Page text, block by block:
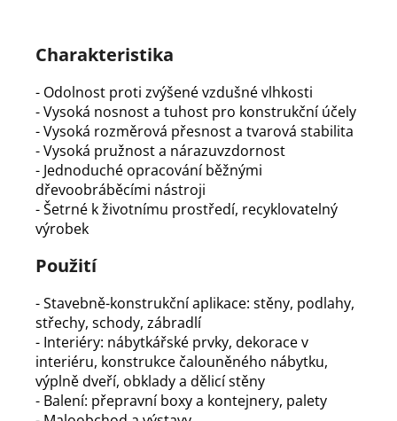
Charakteristika
- Odolnost proti zvýšené vzdušné vlhkosti
- Vysoká nosnost a tuhost pro konstrukční účely
- Vysoká rozměrová přesnost a tvarová stabilita
- Vysoká pružnost a nárazuvzdornost
- Jednoduché opracování běžnými
dřevoobráběcími nástroji
- Šetrné k životnímu prostředí, recyklovatelný
výrobek
Použití
- Stavebně-konstrukční aplikace: stěny, podlahy,
střechy, schody, zábradlí
- Interiéry: nábytkářské prvky, dekorace v
interiéru, konstrukce čalouněného nábytku,
výplně dveří, obklady a dělicí stěny
- Balení: přepravní boxy a kontejnery, palety